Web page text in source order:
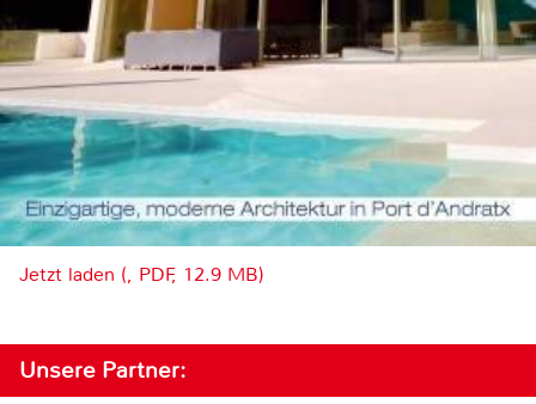
Jetzt laden (, PDF, 12.9 MB)
Unsere Partner: